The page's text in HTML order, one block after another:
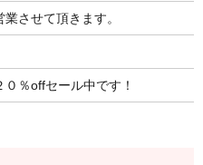
させて頂きます。
％offセール中です！